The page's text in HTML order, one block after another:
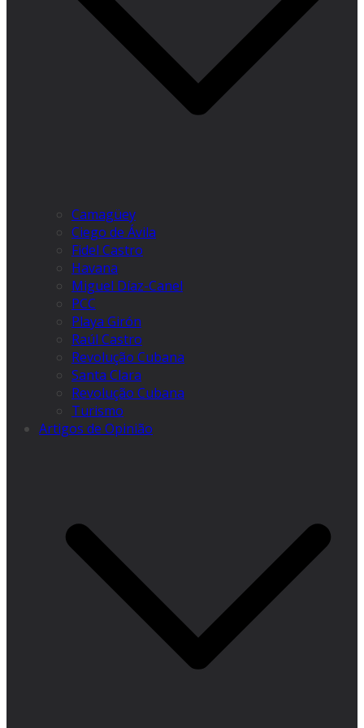
Camagüey
Ciego de Ávila
Fidel Castro
Havana
Miguel Díaz-Canel
PCC
Playa Girón
Raúl Castro
Revolução Cubana
Santa Clara
Revolução Cubana
Turismo
Artigos de Opinião